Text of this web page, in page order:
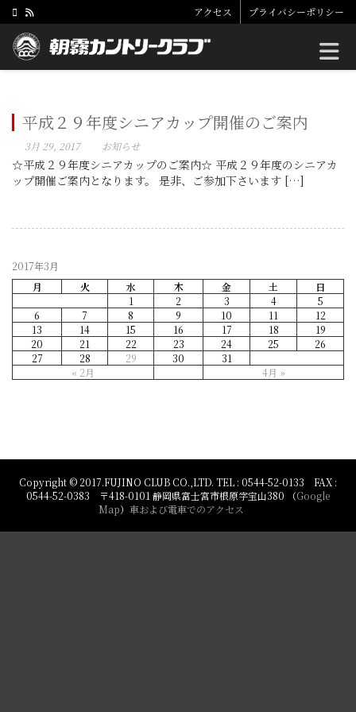
アクセス プライバシーポリシー
平成２９年度シニアカップ開催のご案内
3月 29, 2017 お知らせ
☆平成２９年度シニアカップのご案内☆ 平成２９年度のシニアカ
ップ開催ご案内となります。 是非、ご参加下さいます […]
2017年3月
月
火 水 木 金 土 日
« 2月 4月 »
1 2 3 4
5
6
7 8 9 10 11
12
13
14 15 16 17 18
19
20
21 22 23 24 25
26
27
28 29 30 31
Copyright © 2017.FUJINO CLUB CO.,LTD. TEL : 0544-52-0133 FAX :
0544-52-0383 〒418-0101 静岡県富士宮市根原字宝山380 （Google
Map） 車および電車でのアクセス